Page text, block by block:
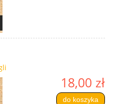
18,00 zł
do koszyka